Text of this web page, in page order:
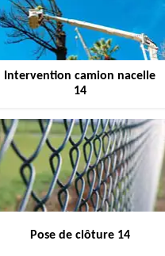
Intervention camion nacelle
14
Pose de clôture 14